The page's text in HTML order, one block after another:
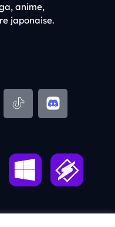
anime,
japonaise.